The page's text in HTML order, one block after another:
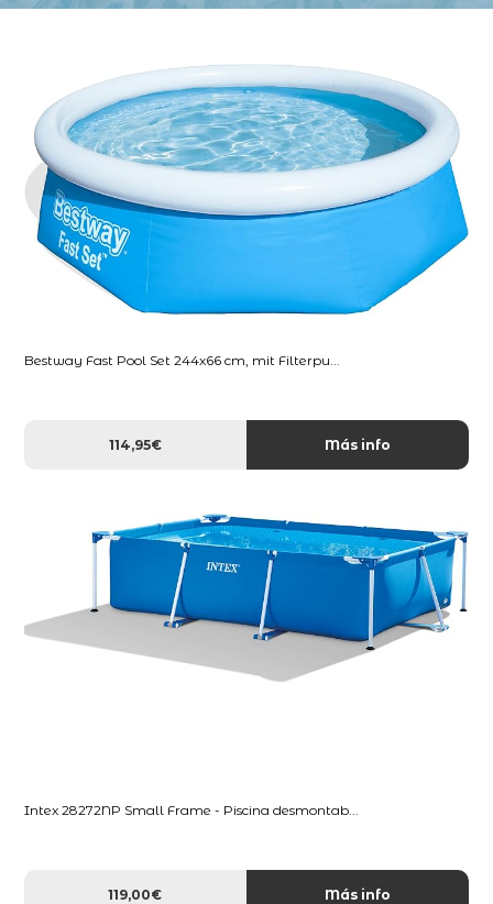
Bestway Fast Pool Set 244x66 cm, mit Filterpu...
114,95€ Más info
Intex 28272NP Small Frame - Piscina desmontab...
119,00€ Más info